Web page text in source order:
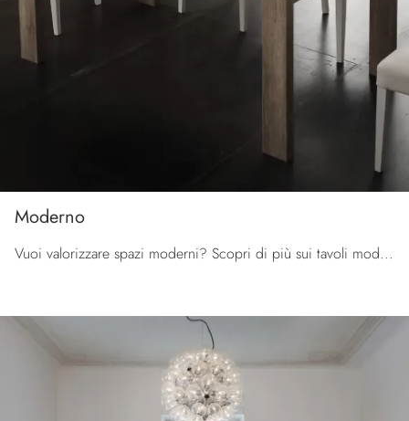
Moderno
Vuoi valorizzare spazi moderni? Scopri di più sui tavoli moderni allungabili: il modello da cucina Moderno ti sta aspettando.